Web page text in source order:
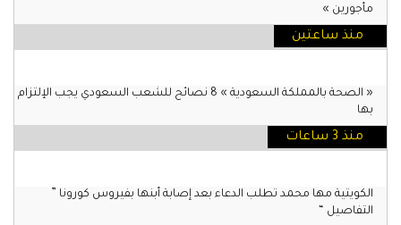
مأجورين »
منذ ساعتين
« الصحة بالمملكة السعودية » 8 نصائح للشعب السعودي يجب الإلتزام
بها
منذ 3 ساعات
الكويتية مها محمد تطلب الدعاء بعد إصابة أبنها بفيروس كورونا ”
التفاصيل “